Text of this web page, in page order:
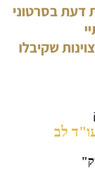
דעת בסרטוני
שקיבלו
לב